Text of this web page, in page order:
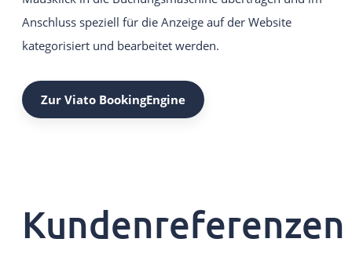
Anschluss speziell für die Anzeige auf der Website
kategorisiert und bearbeitet werden.
Zur Viato BookingEngine
Kundenreferenzen